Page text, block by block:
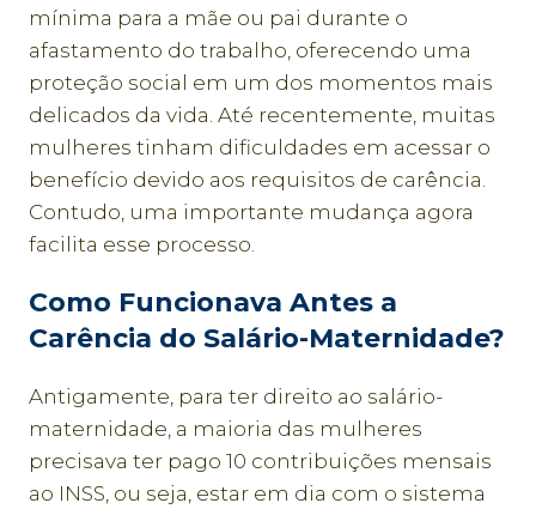
mínima para a mãe ou pai durante o
afastamento do trabalho, oferecendo uma
proteção social em um dos momentos mais
delicados da vida. Até recentemente, muitas
mulheres tinham dificuldades em acessar o
benefício devido aos requisitos de carência.
Contudo, uma importante mudança agora
facilita esse processo.
Como Funcionava Antes a
Carência do Salário-Maternidade?
Antigamente, para ter direito ao salário-
maternidade, a maioria das mulheres
precisava ter pago 10 contribuições mensais
ao INSS, ou seja, estar em dia com o sistema